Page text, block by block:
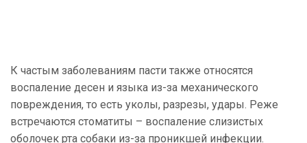
К частым заболеваниям пасти также относятся
воспаление десен и языка из-за механического
повреждения, то есть уколы, разрезы, удары. Реже
встречаются стоматиты – воспаление слизистых
оболочек рта собаки из-за проникшей инфекции.